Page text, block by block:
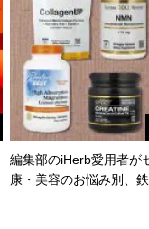
編集部のiHerb愛用者が
康・美容のお悩み別、